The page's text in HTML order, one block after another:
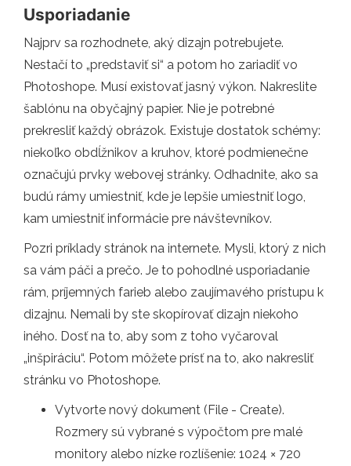
Usporiadanie
Najprv sa rozhodnete, aký dizajn potrebujete.
Nestačí to „predstaviť si“ a potom ho zariadiť vo
Photoshope. Musí existovať jasný výkon. Nakreslite
šablónu na obyčajný papier. Nie je potrebné
prekresliť každý obrázok. Existuje dostatok schémy:
niekoľko obdĺžnikov a kruhov, ktoré podmienečne
označujú prvky webovej stránky. Odhadnite, ako sa
budú rámy umiestniť, kde je lepšie umiestniť logo,
kam umiestniť informácie pre návštevníkov.
Pozri príklady stránok na internete. Mysli, ktorý z nich
sa vám páči a prečo. Je to pohodlné usporiadanie
rám, príjemných farieb alebo zaujímavého prístupu k
dizajnu. Nemali by ste skopírovať dizajn niekoho
iného. Dosť na to, aby som z toho vyčaroval
„inšpiráciu“. Potom môžete prísť na to, ako nakresliť
stránku vo Photoshope.
Vytvorte nový dokument (File - Create).
Rozmery sú vybrané s výpočtom pre malé
monitory alebo nízke rozlíšenie: 1024 × 720